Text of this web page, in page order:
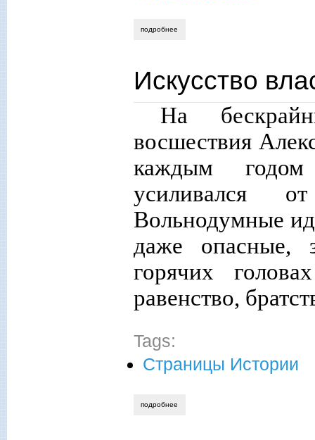
подробнее
Искусство
На
восшествия
каждым годом
усиливался
Вольнодумные
даже опасные,
горячих
равенство,
Tags:
Страницы Истории
подробнее